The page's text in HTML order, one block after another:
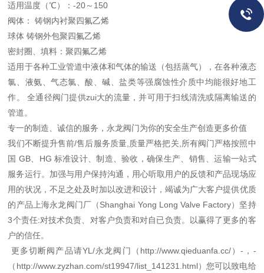
适用温度（℃）：-20～150
阀体： 铸钢内衬聚四氟乙烯
球体 铸钢外包聚四氟乙烯
密封圈、填料：聚四氟乙烯
适用于各种工业管道中液体和气体的输送（包括蒸气），在各种液态
氯、液氨、气态氯、酸、碱、盐类等强腐蚀性介质中均能很好地工
作。 全通径阀门提供zui大的流量，并可用于扫线清洗或隔离输送的
管道。
专一的制造、诚信的服务，永龙阀门为你的安全生产创造更多价值
我们不断提升售前/售后服务质量,质量严格把关,所有阀门严格按照中
国 GB、HG 标准设计、制造、验收，确保生产、销售、运输一站式
服务运行。加强与用户保持沟通，用心听取用户的反馈和产品现场应
用的状况，不足之处及时加以改进和设计，竭诚为广大客户提供优质
的产品上海永龙阀门厂（Shanghai Yong Long Valve Factory）坚持
3个责任:对技术负责、对客户负责和对自已负责。以赢得了更多的客
户的信任。
更多切断阀产品请YL/永龙阀门（http://www.qieduanfa.cc/）-，-
（http://www.zyzhan.com/st19947/list_141231.html）您可以致电给